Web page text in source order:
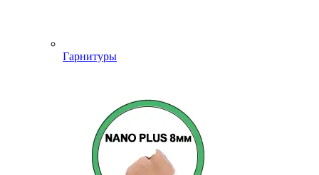
Гарнитуры